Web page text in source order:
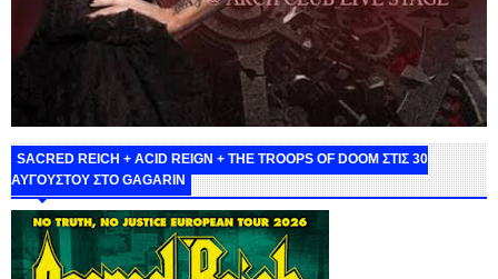
SACRED REICH + ACID REIGN + THE TROOPS OF DOOM ΣΤΙΣ 30
ΑΥΓΟΥΣΤΟΥ ΣΤΟ GAGARIN